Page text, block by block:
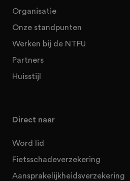
Organisatie
Onze standpunten
Werken bij de NTFU
Partners
Huisstijl
Direct naar
Word lid
Fietsschadeverzekering
Aansprakelijkheidsverzekering